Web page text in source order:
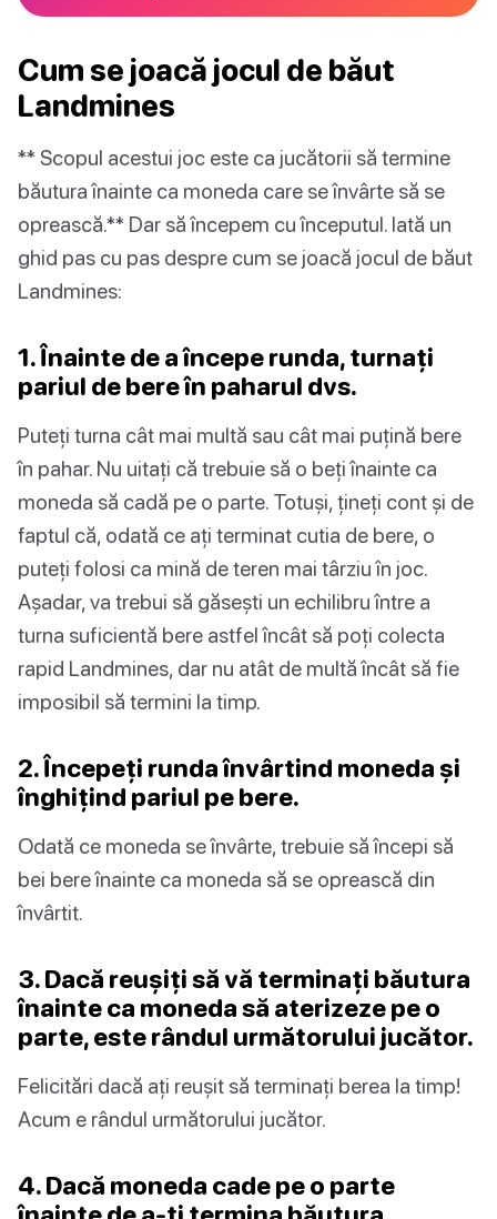
Cum se joacă jocul de băut
Landmines
** Scopul acestui joc este ca jucătorii să termine
băutura înainte ca moneda care se învârte să se
oprească.** Dar să începem cu începutul. Iată un
ghid pas cu pas despre cum se joacă jocul de băut
Landmines:
1. Înainte de a începe runda, turnați
pariul de bere în paharul dvs.
Puteți turna cât mai multă sau cât mai puțină bere
în pahar. Nu uitați că trebuie să o beți înainte ca
moneda să cadă pe o parte. Totuși, țineți cont și de
faptul că, odată ce ați terminat cutia de bere, o
puteți folosi ca mină de teren mai târziu în joc.
Așadar, va trebui să găsești un echilibru între a
turna suficientă bere astfel încât să poți colecta
rapid Landmines, dar nu atât de multă încât să fie
imposibil să termini la timp.
2. Începeți runda învârtind moneda și
înghițind pariul pe bere.
Odată ce moneda se învârte, trebuie să începi să
bei bere înainte ca moneda să se oprească din
învârtit.
3. Dacă reușiți să vă terminați băutura
înainte ca moneda să aterizeze pe o
parte, este rândul următorului jucător.
Felicitări dacă ați reușit să terminați berea la timp!
Acum e rândul următorului jucător.
4. Dacă moneda cade pe o parte